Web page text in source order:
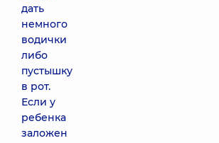
дать
немного
водички
либо
пустышку
в рот.
Если у
ребенка
заложен